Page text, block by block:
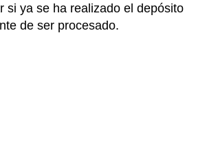
si ya se ha realizado el depósito
de ser procesado.